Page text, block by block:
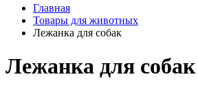
Главная
Товары для животных
Лежанка для собак
Лежанка для собак